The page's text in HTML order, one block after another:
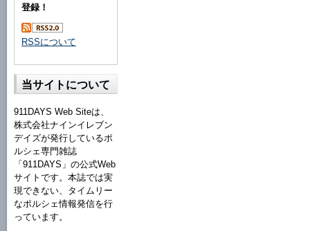
登録！
RSSについて
当サイトについて
911DAYS Web Siteは、
株式会社ナインイレブン
デイズが発行しているポ
ルシェ専門雑誌
「911DAYS」の公式Web
サイトです。本誌では実
現できない、タイムリー
なポルシェ情報発信を行
っています。